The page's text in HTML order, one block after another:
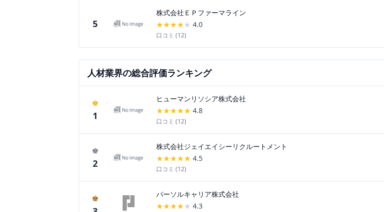
5
株式会社ＥＰファーマライン
★★★★★ 4.0
口コミ (12)
人材業界の総合評価ランキング
♚
1
ヒューマンリソシア株式会社
★★★★★ 4.8
口コミ (12)
♚
2
株式会社ジェイエイシーリクルートメント
★★★★★ 4.5
口コミ (12)
♚
パーソルキャリア株式会社
★★★★★ 4.3